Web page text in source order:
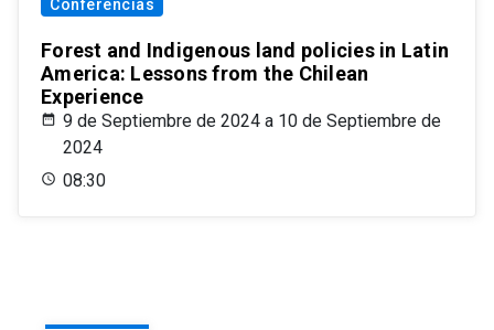
Conferencias
Forest and Indigenous land policies in Latin
America: Lessons from the Chilean
Experience
9 de Septiembre de 2024 a 10 de Septiembre de
2024
08:30